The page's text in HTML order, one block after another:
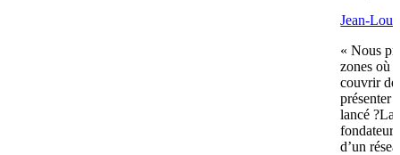
Jean-
« Nous
zones où
couvrir de
présenter
lancé ?La
d’un